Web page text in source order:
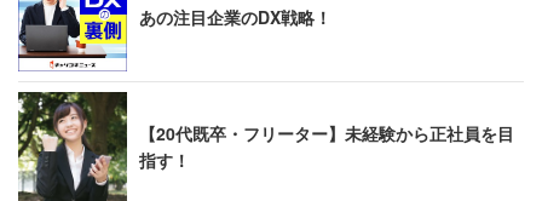
あの注目企業のDX戦略！
【20代既卒・フリーター】未経験から正社員を目
指す！